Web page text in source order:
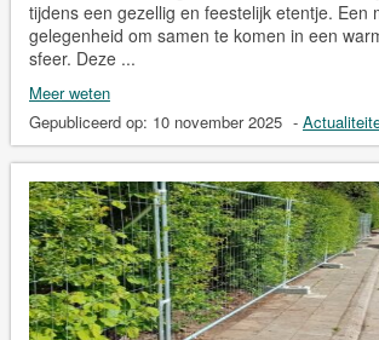
tijdens een gezellig en feestelijk etentje. Een
gelegenheid om samen te komen in een
sfeer. Deze ...
Meer weten
Gepubliceerd op: 10 november 2025 -